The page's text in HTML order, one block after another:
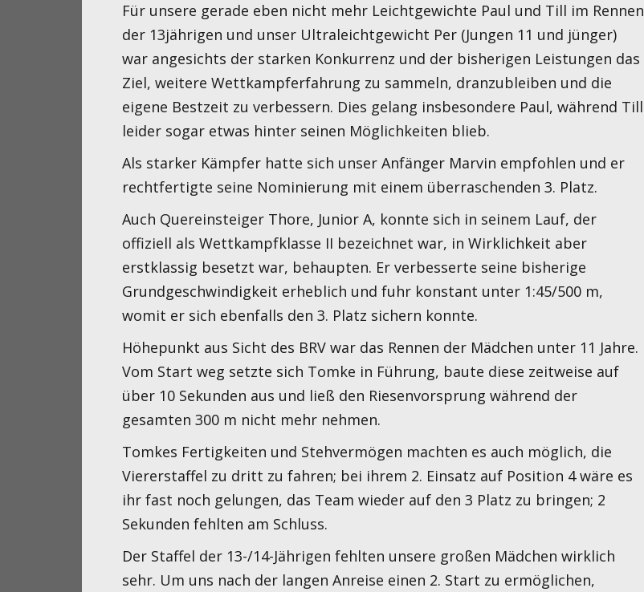
Für unsere gerade eben nicht mehr Leichtgewichte Paul und Till im Rennen
der 13jährigen und unser Ultraleichtgewicht Per (Jungen 11 und jünger)
war angesichts der starken Konkurrenz und der bisherigen Leistungen das
Ziel, weitere Wettkampferfahrung zu sammeln, dranzubleiben und die
eigene Bestzeit zu verbessern. Dies gelang insbesondere Paul, während Till
leider sogar etwas hinter seinen Möglichkeiten blieb.
Als starker Kämpfer hatte sich unser Anfänger Marvin empfohlen und er
rechtfertigte seine Nominierung mit einem überraschenden 3. Platz.
Auch Quereinsteiger Thore, Junior A, konnte sich in seinem Lauf, der
offiziell als Wettkampfklasse II bezeichnet war, in Wirklichkeit aber
erstklassig besetzt war, behaupten. Er verbesserte seine bisherige
Grundgeschwindigkeit erheblich und fuhr konstant unter 1:45/500 m,
womit er sich ebenfalls den 3. Platz sichern konnte.
Höhepunkt aus Sicht des BRV war das Rennen der Mädchen unter 11 Jahre.
Vom Start weg setzte sich Tomke in Führung, baute diese zeitweise auf
über 10 Sekunden aus und ließ den Riesenvorsprung während der
gesamten 300 m nicht mehr nehmen.
Tomkes Fertigkeiten und Stehvermögen machten es auch möglich, die
Viererstaffel zu dritt zu fahren; bei ihrem 2. Einsatz auf Position 4 wäre es
ihr fast noch gelungen, das Team wieder auf den 3 Platz zu bringen; 2
Sekunden fehlten am Schluss.
Der Staffel der 13-/14-Jährigen fehlten unsere großen Mädchen wirklich
sehr. Um uns nach der langen Anreise einen 2. Start zu ermöglichen,